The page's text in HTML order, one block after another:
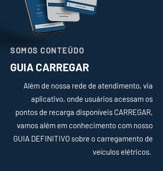
SOMOS CONTEÚDO
GUIA CARREGAR
Além de nossa rede de atendimento, via
aplicativo, onde usuários acessam os
pontos de recarga disponíveis CARREGAR,
vamos além em conhecimento com nosso
GUIA DEFINITIVO sobre o carregamento de
veículos elétricos.